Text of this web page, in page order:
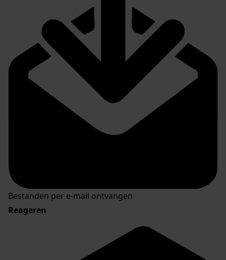
Bestanden per e-mail ontvangen
Reageren